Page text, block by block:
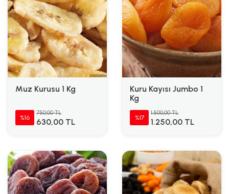
Muz Kurusu 1 Kg
%16
750,00 TL
630,00 TL
Kuru Kayısı Jumbo 1
Kg
%17
1.500,00 TL
1.250,00 TL